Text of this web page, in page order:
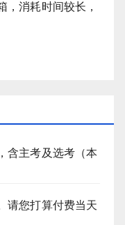
消耗时间较长，
含主考及选考（本
请您打算付费当天